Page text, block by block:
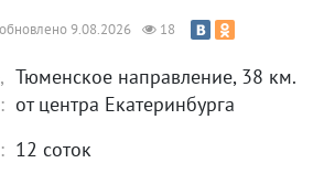
9.08.2026 18
Тюменское направление, 38 км.
от центра Екатеринбурга
12 соток